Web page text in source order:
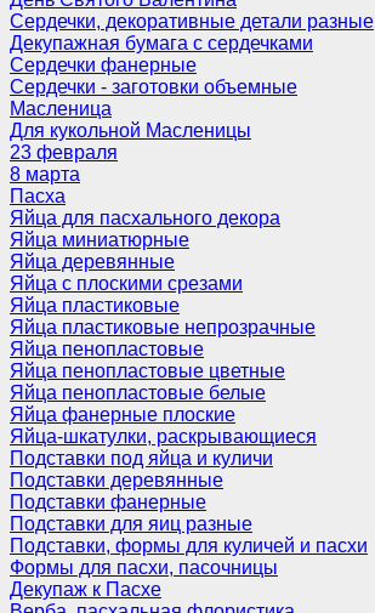
Сердечки, декоративные детали разные
Декупажная бумага с сердечками
Сердечки фанерные
Сердечки - заготовки объемные
Масленица
Для кукольной Масленицы
23 февраля
8 марта
Пасха
Яйца для пасхального декора
Яйца миниатюрные
Яйца деревянные
Яйца с плоскими срезами
Яйца пластиковые
Яйца пластиковые непрозрачные
Яйца пенопластовые
Яйца пенопластовые цветные
Яйца пенопластовые белые
Яйца фанерные плоские
Яйца-шкатулки, раскрывающиеся
Подставки под яйца и куличи
Подставки деревянные
Подставки фанерные
Подставки для яиц разные
Подставки, формы для куличей и пасхи
Формы для пасхи, пасочницы
Декупаж к Пасхе